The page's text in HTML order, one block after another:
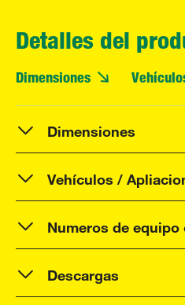
Detalles del
Dimensiones
Dimensiones
Vehículos /
Numeros de
Descargas